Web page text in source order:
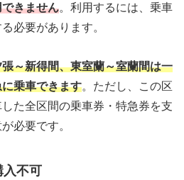
きません。利用するには、乗車
必要があります。
～新得間、東室蘭～室蘭間は一
乗車できます。ただし、この区
た全区間の乗車券・特急券を支
必要です。
入不可